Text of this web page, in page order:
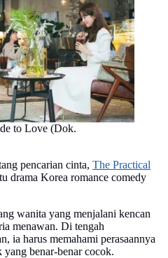
to Love (Dok.
pencarian cinta, The Practical
drama Korea romance comedy
wanita yang menjalani kencan
menawan. Di tengah
ia harus memahami perasaannya
benar-benar cocok.